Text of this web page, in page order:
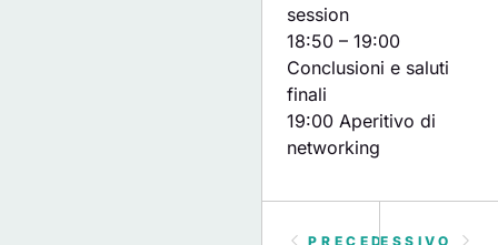
session
18:50 – 19:00
Conclusioni e saluti
finali
19:00 Aperitivo di
networking
PRECEDENTE
SUCCESSIVO